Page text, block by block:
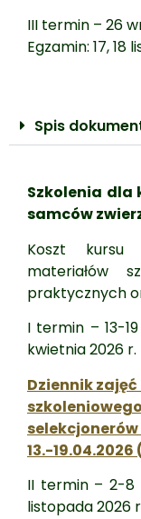
III termin – 26
Egzamin: 17, 18
Spis
Szkolenia dla
samców
Koszt kursu
materiałów
praktycznych
I termin – 13-
kwietnia 2026 r.
Dziennik
selekcjonerów
13.-19.04.2026
II termin – 2-8
listopada 2026